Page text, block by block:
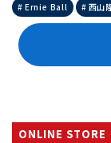
Ernie Ball 西山
ONLINE STORE